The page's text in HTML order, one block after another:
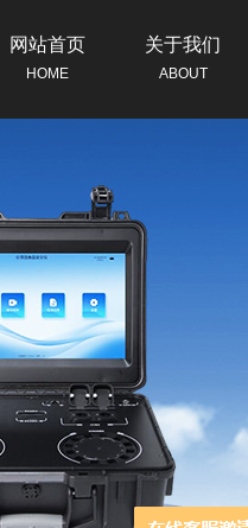
网站首页
HOME
关于我们
ABOUT